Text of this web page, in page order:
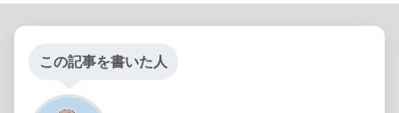
この記事を書いた人